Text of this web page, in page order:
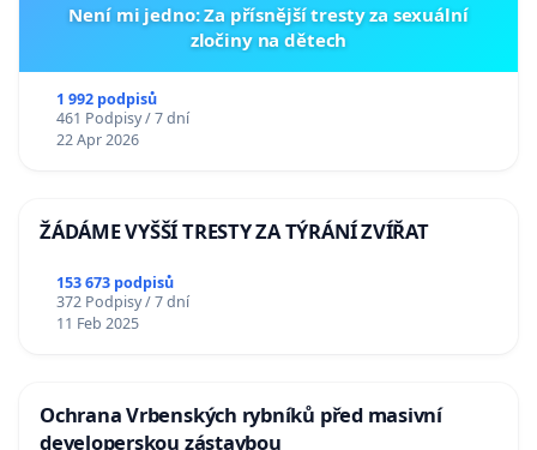
Není mi jedno: Za přísnější tresty za sexuální
zločiny na dětech
1 992 podpisů
461 Podpisy / 7 dní
22 Apr 2026
ŽÁDÁME VYŠŠÍ TRESTY ZA TÝRÁNÍ ZVÍŘAT
153 673 podpisů
372 Podpisy / 7 dní
11 Feb 2025
Ochrana Vrbenských rybníků před masivní
developerskou zástavbou